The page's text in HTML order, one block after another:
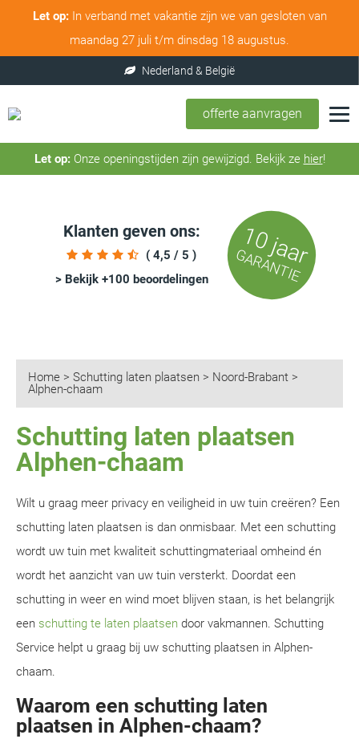
Let op:In verband met vakantie zijn we van gesloten van
maandag 27 juli t/m dinsdag 18 augustus.
offerte aanvragen
Let op:Onze openingstijden zijn gewijzigd. Bekijk ze hier!
Klanten geven ons:
( 4,5 / 5 )
> Bekijk +100 beoordelingen
10 jaar
GARANTIE
Home > Schutting laten plaatsen > Noord-Brabant >
Alphen-chaam
Schutting laten plaatsen
Alphen-chaam
Wilt u graag meer privacy en veiligheid in uw tuin creëren? Een
schutting laten plaatsen is dan onmisbaar. Met een schutting
wordt uw tuin met kwaliteit schuttingmateriaal omheind én
wordt het aanzicht van uw tuin versterkt. Doordat een
schutting in weer en wind moet blijven staan, is het belangrijk
een schutting te laten plaatsen door vakmannen. Schutting
Service helpt u graag bij uw schutting plaatsen in Alphen-
chaam.
Waarom een schutting laten
plaatsen in Alphen-chaam?